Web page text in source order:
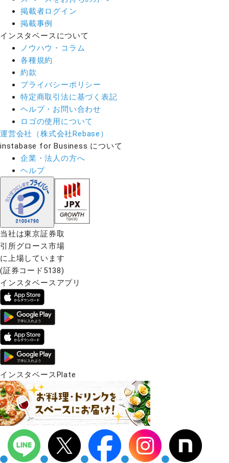
掲載者ログイン
掲載事例
インスタベースについて
ノウハウ・コラム
各種規約
約款
プライバシーポリシー
特定商取引法に基づく表記
ヘルプ・お問い合わせ
ロゴの使用について
運営会社（株式会社Rebase）
instabase for Business について
企業・法人の方へ
ヘルプ
当社は東京証券取
引所グロース市場
に上場しています
(証券コード5138)
インスタベースアプリ
インスタベースPlate